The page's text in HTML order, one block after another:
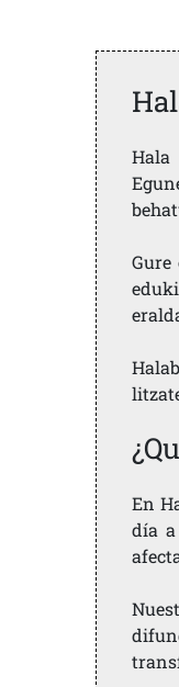
Hala
En
día a